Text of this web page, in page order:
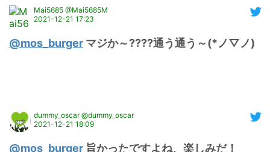
Mai5685 @Mai5685M
2021-12-21 17:23
@mos_burger マジか～????通う通う～(*ノ▽ノ)
dummy_oscar @dummy_oscar
2021-12-21 18:09
@mos_burger 旨かったですよね、楽しみだ！